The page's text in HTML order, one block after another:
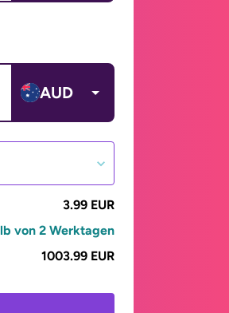
AUD
3.99 EUR
von 2 Werktagen
1003.99 EUR